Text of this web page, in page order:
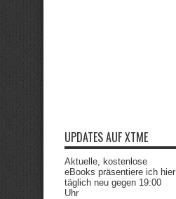
UPDATES AUF XTME
Aktuelle, kostenlose
eBooks präsentiere ich hier
täglich neu gegen 19:00
Uhr